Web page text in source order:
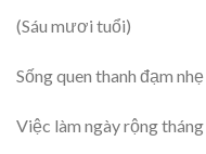
(Sáu mươi tuổi)
Sống quen thanh đạm
Việc làm ngày rộng tháng